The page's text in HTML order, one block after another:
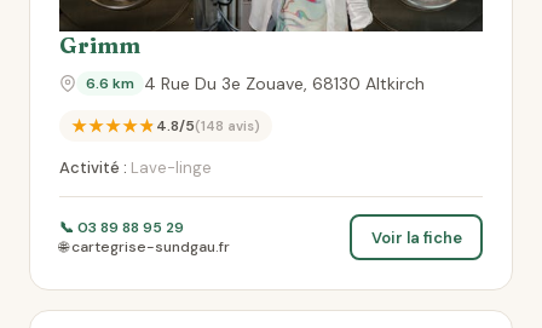
Grimm
6.6 km 4 Rue Du 3e Zouave, 68130 Altkirch
★★★★★4.8/5(148 avis)
Activité : Lave-linge
📞 03 89 88 95 29
🌐 cartegrise-sundgau.fr
Voir la fiche